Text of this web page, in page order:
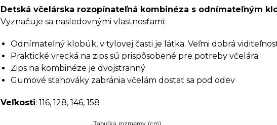
Detská včelárska rozopínateľná kombinéza s odnímateľným
Vyznačuje sa nasledovnými vlastnosťami:
Odnímateľný klobúk, v tylovej časti je látka. Veľmi dobrá
Praktické vrecká na zips sú prispôsobené pre potreby včelára
Zips na kombinéze je dvojstranný
Gumové sťahováky zabránia včelám dostať sa pod odev
Veľkosti: 116, 128, 146, 158